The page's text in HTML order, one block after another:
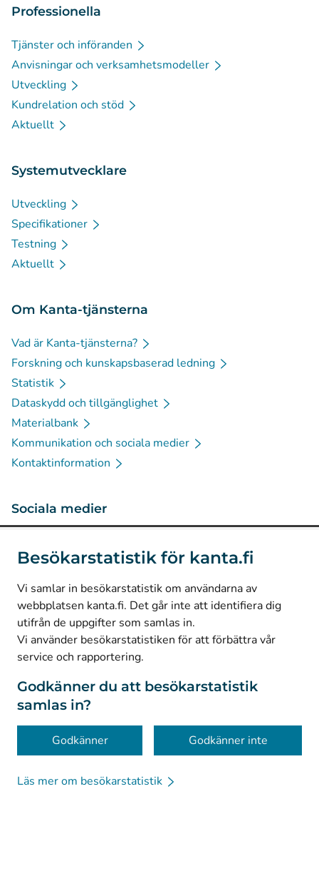
Besökarstatistik för kanta.fi
Vi samlar in besökarstatistik om användarna av
webbplatsen kanta.fi. Det går inte att identifiera dig
utifrån de uppgifter som samlas in.
Vi använder besökarstatistiken för att förbättra vår
service och rapportering.
Godkänner du att besökarstatistik
samlas in?
Godkänner Godkänner inte
Läs mer om besökarstatistik
Professionella
Tjänster och införanden
Anvisningar och verksamhetsmodeller
Utveckling
Kundrelation och stöd
Aktuellt
Systemutvecklare
Utveckling
Specifikationer
Testning
Aktuellt
Om Kanta-tjänsterna
Vad är Kanta-tjänsterna?
Forskning och kunskapsbaserad ledning
Statistik
Dataskydd och tillgänglighet
Materialbank
Kommunikation och sociala medier
Kontaktinformation
Sociala medier
LinkedIn(Avautuu uuteen välilehteen)
Facebook
Avautuu uuteen välilehteen)
© Kanta-Palvelut, Kansaneläkelaitos
Dataskydd
Om webbplatsen
Tillgänglighet
Kakor